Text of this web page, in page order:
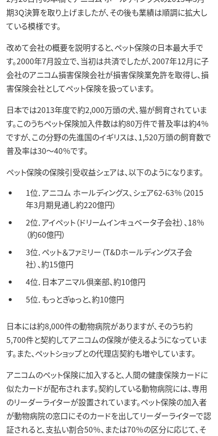
期3Q決算を取り上げましたが、その後も業績は順調に拡大し
ている模様です。
改めて会社の概要を説明すると、ペット保険の日本最大手で
す。2000年7月設立で、当初は共済でしたが、2007年12月に子
会社のアニコム損害保険会社が損害保険業免許を取得し、損
害保険会社としてペット保険を扱っています。
日本では2013年度で約2,000万頭の犬、猫が飼育されていま
す。このうちペット保険加入件数は約80万件で普及率は約4％
ですが、この分野の先進国のイギリスは、1,520万頭の飼育数で
普及率は30～40％です。
ペット保険の保険引受収益シェアは、以下のようになります。
1位．アニコム ホールディングス、シェア62-63％（2015
年3月期見通し約220億円）
2位．アイペット（ドリームインキュベータ子会社）、18％
（約60億円）
3位．ペット＆ファミリー（T&Dホールディングス子会
社）、約15億円
4位．日本アニマル倶楽部、約10億円
5位．もっとぎゅっと、約10億円
日本には約8,000件の動物病院がありますが、そのうち約
5,700件と契約してアニコムの保険が使えるようになっていま
す。また、ペットショップとの代理店契約も増やしています。
アニコムのペット保険に加入すると、人間の健康保険カードに
似たカードが配布されます。契約している動物病院には、専用
のリーダーライターが設置されています。ペット保険の加入者
が動物病院の窓口にそのカードを出してリーダーライターで認
証されると、支払い割合50％、または70％の区分に応じて、そ